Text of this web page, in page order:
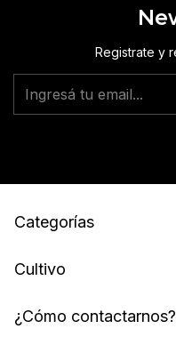
Registrate y
Categorías
Cultivo
¿Cómo contactarnos?